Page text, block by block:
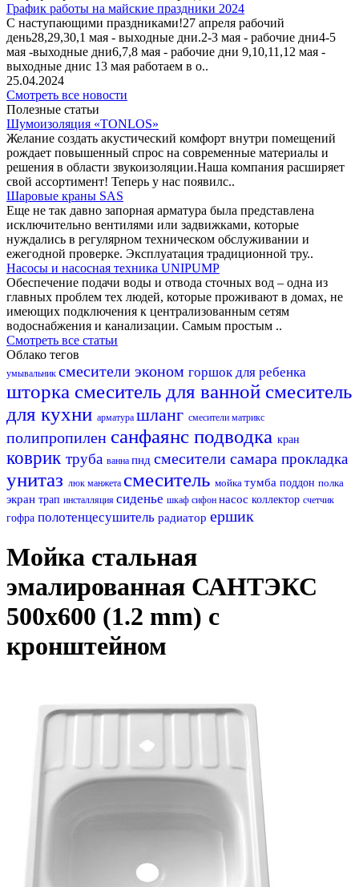
График работы на майские праздники 2024
С наступающими праздниками!27 апреля рабочий
день28,29,30,1 мая - выходные дни.2-3 мая - рабочие дни4-5
мая -выходные дни6,7,8 мая - рабочие дни 9,10,11,12 мая -
выходные днис 13 мая работаем в о..
25.04.2024
Смотреть все новости
Полезные статьи
Шумоизоляция «TONLOS»
Желание создать акустический комфорт внутри помещений
рождает повышенный спрос на современные материалы и
решения в области звукоизоляции.Наша компания расширяет
свой ассортимент! Теперь у нас появилс..
Шаровые краны SAS
Еще не так давно запорная арматура была представлена
исключительно вентилями или задвижками, которые
нуждались в регулярном техническом обслуживании и
ежегодной проверке. Эксплуатация традиционной тру..
Насосы и насосная техника UNIPUMP
Обеспечение подачи воды и отвода сточных вод – одна из
главных проблем тех людей, которые проживают в домах, не
имеющих подключения к централизованным сетям
водоснабжения и канализации. Самым простым ..
Смотреть все статьи
Облако тегов
умывальник смесители эконом горшок для ребенка
шторка смеситель для ванной смеситель
для кухни арматура шланг смесители матрикс
полипропилен санфаянс подводка кран
коврик труба ванна пнд смесители самара прокладка
унитаз люк манжета смеситель мойка тумба поддон полка
экран трап инсталляция сиденье шкаф сифон насос коллектор счетчик
гофра полотенцесушитель радиатор ершик
Мойка стальная
эмалированная САНТЭКС
500х600 (1.2 mm) с
кронштейном